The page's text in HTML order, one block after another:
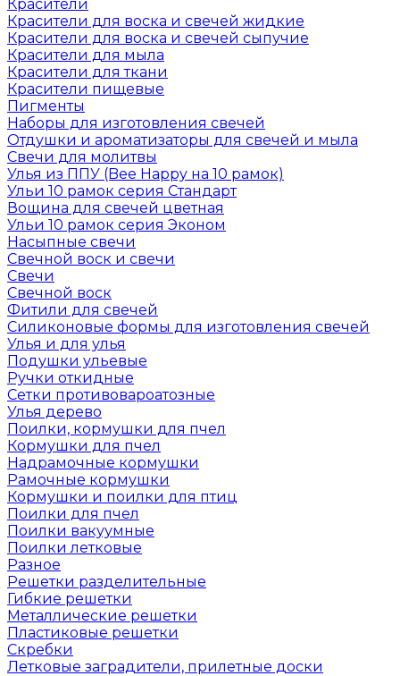
Красители
Красители для воска и свечей жидкие
Красители для воска и свечей сыпучие
Красители для мыла
Красители для ткани
Красители пищевые
Пигменты
Наборы для изготовления свечей
Отдушки и ароматизаторы для свечей и мыла
Свечи для молитвы
Улья из ППУ (Bee Happy на 10 рамок)
Ульи 10 рамок серия Стандарт
Вощина для свечей цветная
Ульи 10 рамок серия Эконом
Насыпные свечи
Свечной воск и свечи
Свечи
Свечной воск
Фитили для свечей
Силиконовые формы для изготовления свечей
Улья и для улья
Подушки ульевые
Ручки откидные
Сетки противовароатозные
Улья дерево
Поилки, кормушки для пчел
Кормушки для пчел
Надрамочные кормушки
Рамочные кормушки
Кормушки и поилки для птиц
Поилки для пчел
Поилки вакуумные
Поилки летковые
Разное
Решетки разделительные
Гибкие решетки
Металлические решетки
Пластиковые решетки
Скребки
Летковые заградители, прилетные доски